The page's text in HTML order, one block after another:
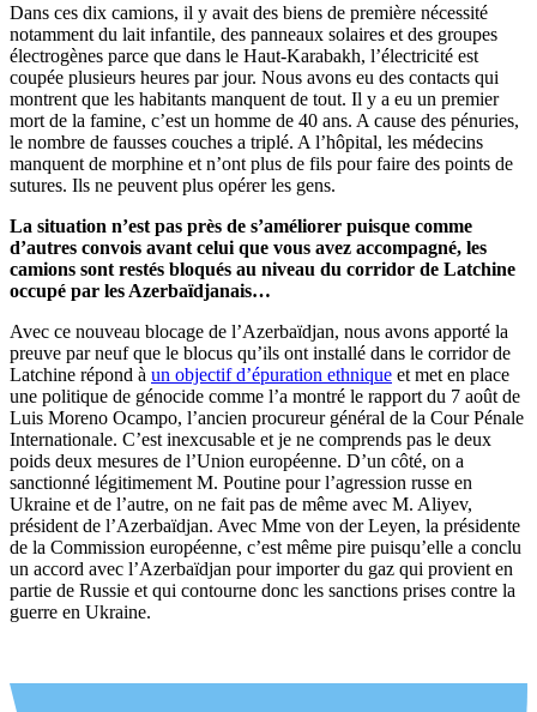
Dans ces dix camions, il y avait des biens de première nécessité
notamment du lait infantile, des panneaux solaires et des groupes
électrogènes parce que dans le Haut-Karabakh, l’électricité est
coupée plusieurs heures par jour. Nous avons eu des contacts qui
montrent que les habitants manquent de tout. Il y a eu un premier
mort de la famine, c’est un homme de 40 ans. A cause des pénuries,
le nombre de fausses couches a triplé. A l’hôpital, les médecins
manquent de morphine et n’ont plus de fils pour faire des points de
sutures. Ils ne peuvent plus opérer les gens.
La situation n’est pas près de s’améliorer puisque comme
d’autres convois avant celui que vous avez accompagné, les
camions sont restés bloqués au niveau du corridor de Latchine
occupé par les Azerbaïdjanais…
Avec ce nouveau blocage de l’Azerbaïdjan, nous avons apporté la
preuve par neuf que le blocus qu’ils ont installé dans le corridor de
Latchine répond à un objectif d’épuration ethnique et met en place
une politique de génocide comme l’a montré le rapport du 7 août de
Luis Moreno Ocampo, l’ancien procureur général de la Cour Pénale
Internationale. C’est inexcusable et je ne comprends pas le deux
poids deux mesures de l’Union européenne. D’un côté, on a
sanctionné légitimement M. Poutine pour l’agression russe en
Ukraine et de l’autre, on ne fait pas de même avec M. Aliyev,
président de l’Azerbaïdjan. Avec Mme von der Leyen, la présidente
de la Commission européenne, c’est même pire puisqu’elle a conclu
un accord avec l’Azerbaïdjan pour importer du gaz qui provient en
partie de Russie et qui contourne donc les sanctions prises contre la
guerre en Ukraine.